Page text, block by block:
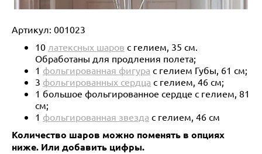
Артикул: 001023
10 латексных шаров с гелием, 35 см.
Обработаны для продления полета;
1 фольгированная фигура с гелием Губы, 61 см;
3 фольгированных сердца с гелием, 46 см;
1 большое фольгированное сердце с гелием, 81
см;
1 фольгированная звезда с гелием, 46 см
Количество шаров можно поменять в опциях
ниже. Или добавить цифры.